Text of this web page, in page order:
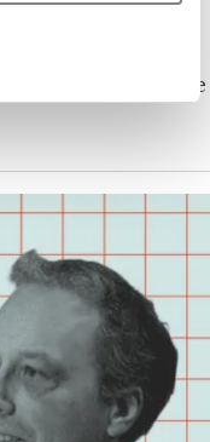
Talents,
d’excellence
de l’industrie